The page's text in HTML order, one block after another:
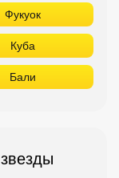
Фукуок
Куба
Бали